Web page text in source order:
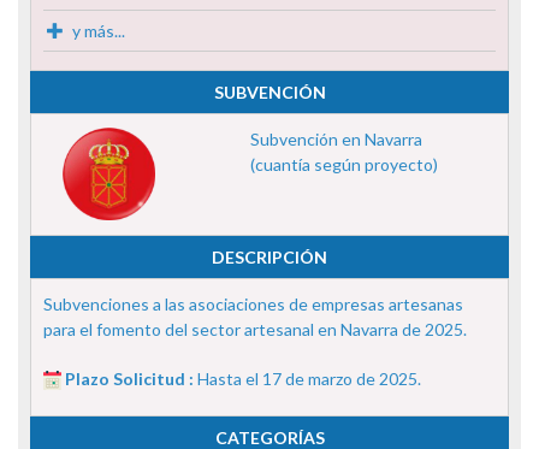
y más...
SUBVENCIÓN
Subvención en Navarra
(cuantía según proyecto)
DESCRIPCIÓN
Subvenciones a las asociaciones de empresas artesanas
para el fomento del sector artesanal en Navarra de 2025.
Plazo Solicitud : Hasta el 17 de marzo de 2025.
CATEGORÍAS